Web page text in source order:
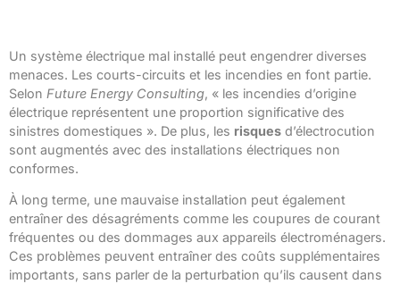
Un système électrique mal installé peut engendrer diverses
menaces. Les courts-circuits et les incendies en font partie.
Selon Future Energy Consulting, « les incendies d’origine
électrique représentent une proportion significative des
sinistres domestiques ». De plus, les risques d’électrocution
sont augmentés avec des installations électriques non
conformes.
À long terme, une mauvaise installation peut également
entraîner des désagréments comme les coupures de courant
fréquentes ou des dommages aux appareils électroménagers.
Ces problèmes peuvent entraîner des coûts supplémentaires
importants, sans parler de la perturbation qu’ils causent dans